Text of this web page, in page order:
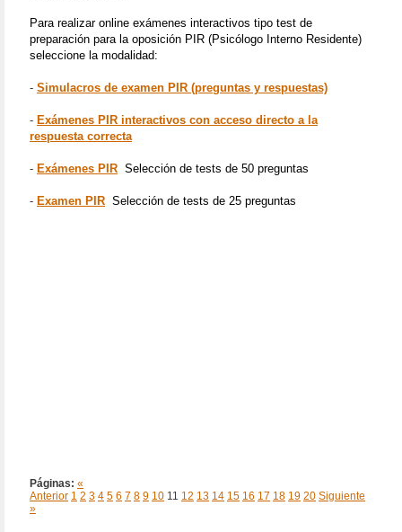
Para realizar online exámenes interactivos tipo test de
preparación para la oposición PIR (Psicólogo Interno Residente)
seleccione la modalidad:
- Simulacros de examen PIR (preguntas y respuestas)
- Exámenes PIR interactivos con acceso directo a la
respuesta correcta
- Exámenes PIR Selección de tests de 50 preguntas
- Examen PIR Selección de tests de 25 preguntas
Páginas: «
Anterior 1 2 3 4 5 6 7 8 9 10 11 12 13 14 15 16 17 18 19 20 Siguiente
»